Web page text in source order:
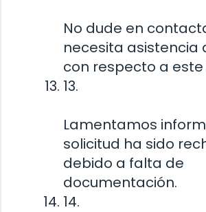
No dude en
necesita asistencia
con respecto a
13.
Lamentamos
solicitud ha sido
debido a falta de
documentación.
14.